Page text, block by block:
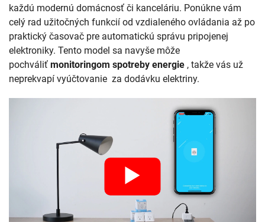
každú modernú domácnosť či kanceláriu. Ponúkne vám
celý rad užitočných funkcií od vzdialeného ovládania až po
praktický časovač pre automatickú správu pripojenej
elektroniky. Tento model sa navyše môže
pochváliť monitoringom spotreby energie , takže vás už
neprekvapí vyúčtovanie za dodávku elektriny.